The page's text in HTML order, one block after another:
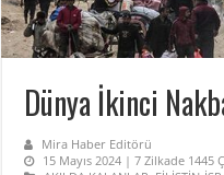
Dünya İkinci
Mira Haber Editörü
15 Mayıs 2024 | 7 Zilkade 1445